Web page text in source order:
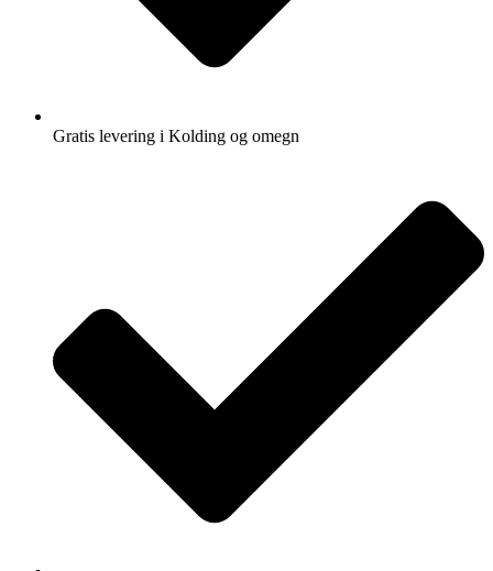
Gratis levering i Kolding og omegn